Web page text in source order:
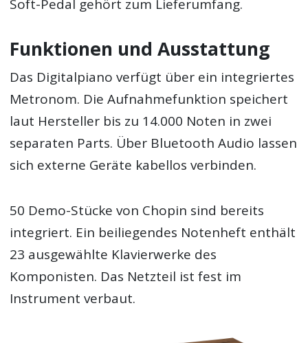
Soft-Pedal gehört zum Lieferumfang.
Funktionen und Ausstattung
Das Digitalpiano verfügt über ein integriertes
Metronom. Die Aufnahmefunktion speichert
laut Hersteller bis zu 14.000 Noten in zwei
separaten Parts. Über Bluetooth Audio lassen
sich externe Geräte kabellos verbinden.
50 Demo-Stücke von Chopin sind bereits
integriert. Ein beiliegendes Notenheft enthält
23 ausgewählte Klavierwerke des
Komponisten. Das Netzteil ist fest im
Instrument verbaut.